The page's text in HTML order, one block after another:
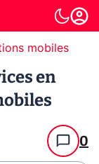
mobiles
en
0